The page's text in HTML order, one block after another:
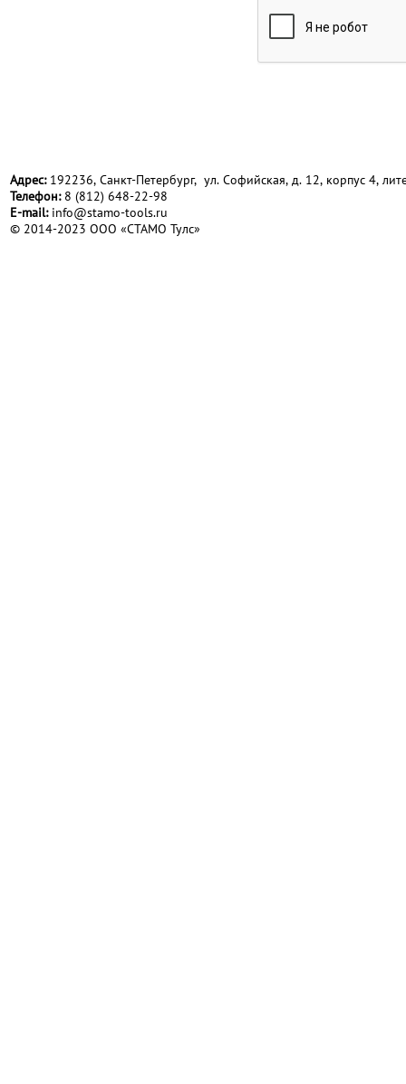
Адрес:192236, Санкт-Петербург, ул. Софийская, д. 12, корпус 4,
Телефон:8 (812) 648-22-98
Е-mail: info@stamo-tools.ru
© 2014-2023 ООО «СТАМО Тулс»